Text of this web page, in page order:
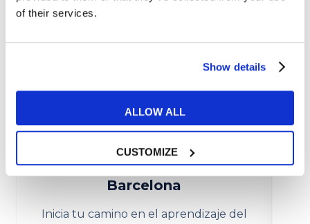
of their services.
Show details
ALLOW ALL
CUSTOMIZE
Niveles
A1
Curso intensivo inglés A1
Barcelona
Inicia tu camino en el aprendizaje del